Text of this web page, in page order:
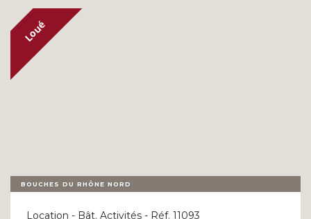
BOUCHES DU RHÔNE NORD
Location - Bât. Activités - Réf. 11093